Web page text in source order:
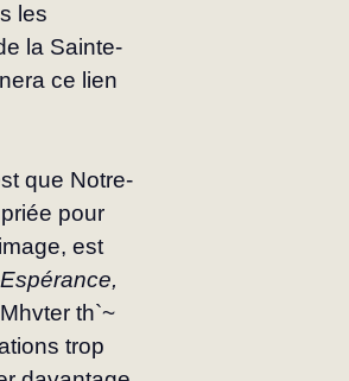
les
la Sainte-
ce lien
que Notre-
pour
est
th`~
trop